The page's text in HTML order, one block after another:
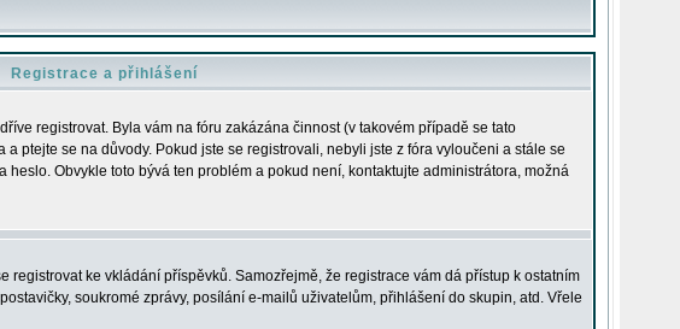
Registrace a přihlášení
registrovat. Byla vám na fóru zakázána činnost (v takovém případě se tato
ptejte se na důvody. Pokud jste se registrovali, nebyli jste z fóra vyloučeni a stále se
Obvykle toto bývá ten problém a pokud není, kontaktujte administrátora, možná
registrovat ke vkládání příspěvků. Samozřejmě, že registrace vám dá přístup k ostatním
soukromé zprávy, posílání e-mailů uživatelům, přihlášení do skupin, atd. Vřele